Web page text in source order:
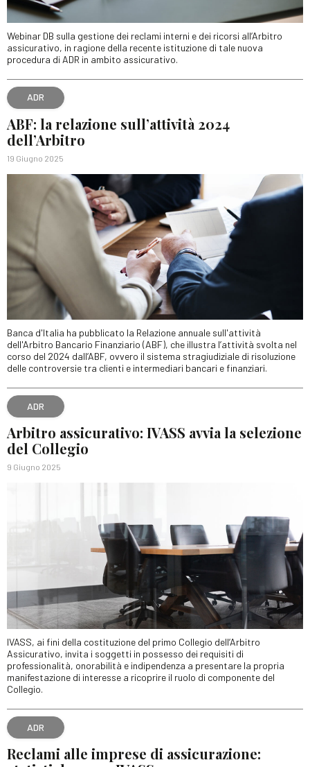
Webinar DB sulla gestione dei reclami interni e dei ricorsi all’Arbitro
assicurativo, in ragione della recente istituzione di tale nuova
procedura di ADR in ambito assicurativo.
ADR
ABF: la relazione sull’attività 2024
dell’Arbitro
19 Giugno 2025
Banca d'Italia ha pubblicato la Relazione annuale sull'attività
dell'Arbitro Bancario Finanziario (ABF), che illustra l’attività svolta nel
corso del 2024 dall’ABF, ovvero il sistema stragiudiziale di risoluzione
delle controversie tra clienti e intermediari bancari e finanziari.
ADR
Arbitro assicurativo: IVASS avvia la selezione
del Collegio
9 Giugno 2025
IVASS, ai fini della costituzione del primo Collegio dell’Arbitro
Assicurativo, invita i soggetti in possesso dei requisiti di
professionalità, onorabilità e indipendenza a presentare la propria
manifestazione di interesse a ricoprire il ruolo di componente del
Collegio.
ADR
Reclami alle imprese di assicurazione: